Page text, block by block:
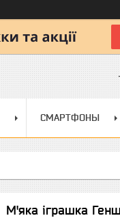
СМАРТФОНЫ
М'яка іграшка